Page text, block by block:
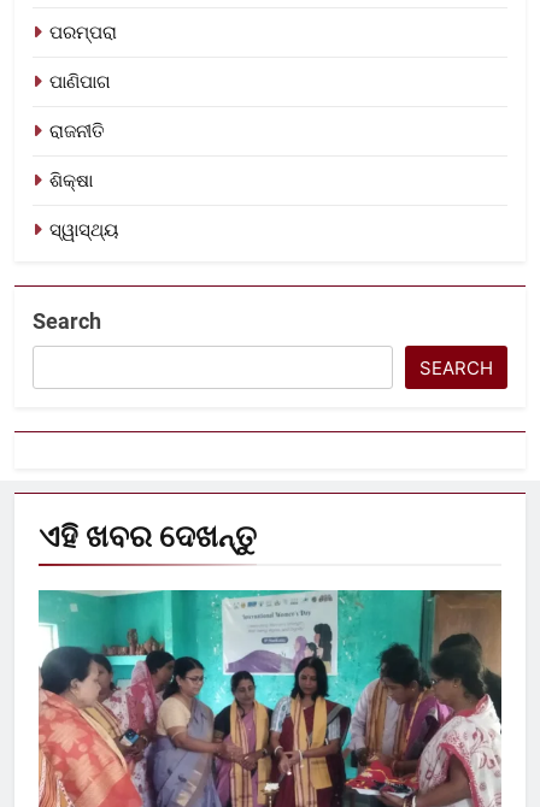
ପରମ୍ପରା
ପାଣିପାଗ
ରାଜନୀତି
ଶିକ୍ଷା
ସ୍ୱାସ୍ଥ୍ୟ
Search
SEARCH
ଏହି ଖବର ଦେଖନ୍ତୁ